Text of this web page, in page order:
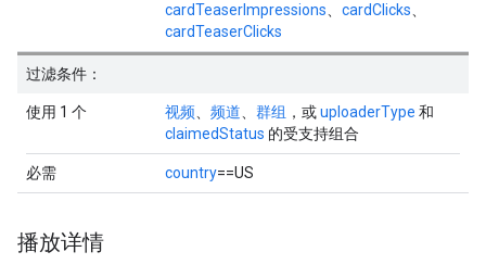
cardTeaserImpressions
cardClicks
cardTeaserClicks
过滤条件：
使用 1 个 视频 频道 群组 ，或uploaderType 和
claimedStatus 的受支持组合
必需 country==US
播放详情